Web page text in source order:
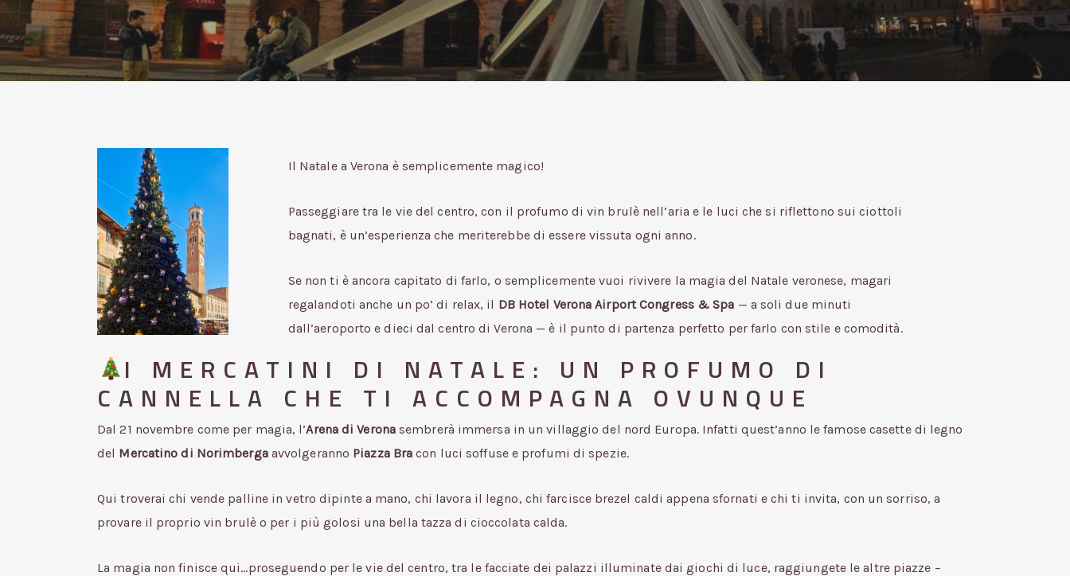
Il Natale a Verona è semplicemente magico!
Passeggiare tra le vie del centro, con il profumo di vin brulè nell’aria e le luci che si riflettono sui ciottoli
bagnati, è un’esperienza che meriterebbe di essere vissuta ogni anno.
Se non ti è ancora capitato di farlo, o semplicemente vuoi rivivere la magia del Natale veronese, magari
regalandoti anche un po’ di relax, il DB Hotel Verona Airport Congress & Spa — a soli due minuti
dall’aeroporto e dieci dal centro di Verona — è il punto di partenza perfetto per farlo con stile e comodità.
I MERCATINI DI NATALE: UN PROFUMO DI
CANNELLA CHE TI ACCOMPAGNA OVUNQUE
Dal 21 novembre come per magia, l’Arena di Veronasembrerà immersa in un villaggio del nord Europa. Infatti quest’anno le famose casette di legno
del Mercatino di Norimbergaavvolgeranno Piazza Bra con luci soffuse e profumi di spezie.
Qui troverai chi vende palline in vetro dipinte a mano, chi lavora il legno, chi farcisce brezel caldi appena sfornati e chi ti invita, con un sorriso, a
provare il proprio vin brulè o per i più golosi una bella tazza di cioccolata calda.
La magia non finisce qui…proseguendo per le vie del centro, tra le facciate dei palazzi illuminate dai giochi di luce, raggiungete le altre piazze –